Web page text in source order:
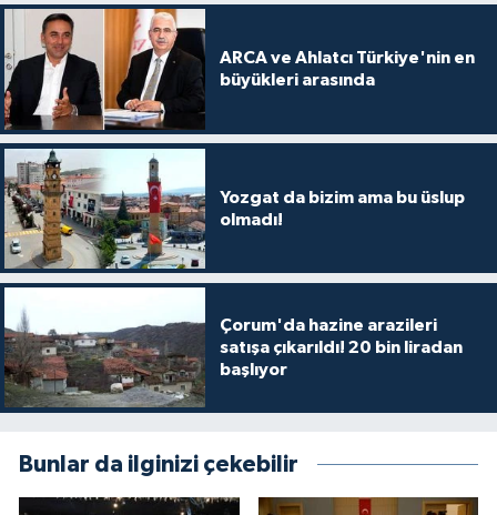
ARCA ve Ahlatcı Türkiye'nin en
büyükleri arasında
Yozgat da bizim ama bu üslup
olmadı!
Çorum'da hazine arazileri
satışa çıkarıldı! 20 bin liradan
başlıyor
Bunlar da ilginizi çekebilir